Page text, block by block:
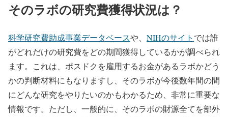
そのラボの研究費獲得状況は？
科学研究費助成事業データベースや、 NIHのサイト では誰
がどれだけの研究費をどの期間獲得しているかが調べられ
ます。これは、ポスドクを雇用するお金があるラボかどう
かの判断材料にもなりますし、そのラボが今後数年間の間
にどんな研究をやりたいのかもわかるため、非常に重要な
情報です。ただし、一般的に、そのラボの財源全てを部外